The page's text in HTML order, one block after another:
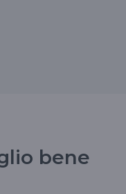
bene